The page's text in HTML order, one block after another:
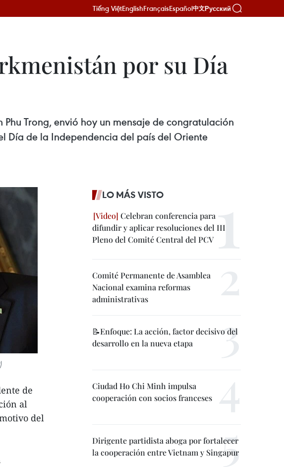
Tiếng ViệtEnglishFrançaisEspañol中文Русский
por su Día
Trong, envió hoy un mensaje de congratulación
Día de la Independencia del país del Oriente
de
al
del
LO MÁS VISTO
Celebran conferencia para
difundir y aplicar resoluciones del III
Pleno del Comité Central del PCV
Comité Permanente de Asamblea
Nacional examina reformas
administrativas
📝Enfoque: La acción, factor decisivo del
desarrollo en la nueva etapa
Ciudad Ho Chi Minh impulsa
cooperación con socios franceses
Dirigente partidista aboga por fortalecer
la cooperación entre Vietnam y Singapur